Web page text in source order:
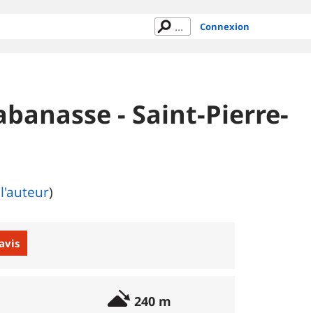
Connexion
- Saint-Pierre-
)
240 m